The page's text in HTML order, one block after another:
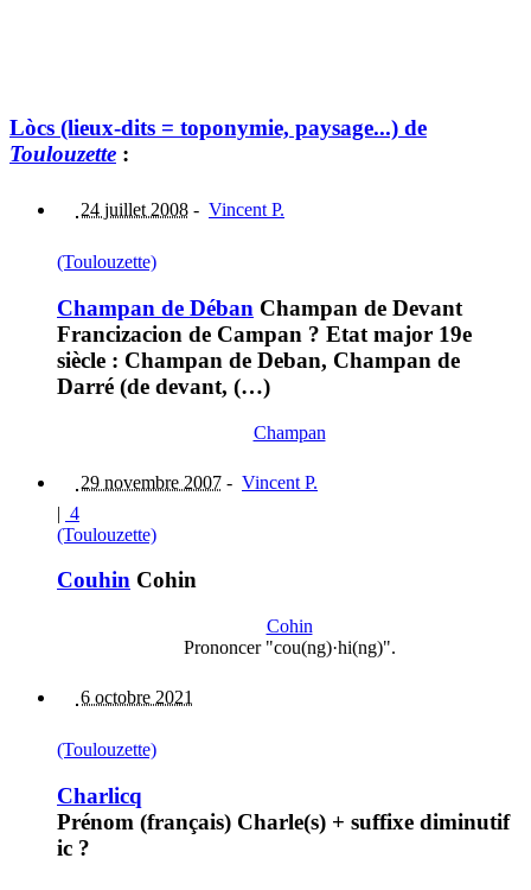
Lòcs (lieux-dits = toponymie, paysage...) de
Toulouzette :
24 juillet 2008 - Vincent P.
(Toulouzette)
Champan de Déban Champan de Devant
Francizacion de Campan ? Etat major 19e
siècle : Champan de Deban, Champan de
Darré (de devant, (…)
Champan
29 novembre 2007 - Vincent P.
| 4
(Toulouzette)
Couhin Cohin
Cohin
Prononcer "cou(ng)·hi(ng)".
6 octobre 2021
(Toulouzette)
Charlicq
Prénom (français) Charle(s) + suffixe diminutif
ic ?